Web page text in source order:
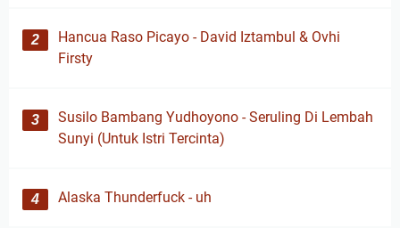
Hancua Raso Picayo - David Iztambul & Ovhi
Firsty
Susilo Bambang Yudhoyono - Seruling Di Lembah
Sunyi (Untuk Istri Tercinta)
Alaska Thunderfuck - uh